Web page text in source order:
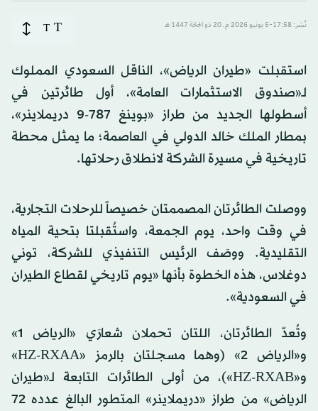
نُشر: 17:58-5 يونيو 2026 م ـ 20 ذو الحِجّة 1447 هـ T
T
استقبلت «طيران الرياض»، الناقل السعودي المملوك
لـ«صندوق الاستثمارات العامة»، أول طائرتين في
أسطولها الجديد من طراز «بوينغ 787-9 دريملاينر»،
بمطار الملك خالد الدولي في العاصمة؛ ما يمثل محطة
تاريخية في مسيرة الشركة لانطلاق رحلاتها.
ووصلت الطائرتان المصممتان خصيصاً للرحلات التجارية،
في وقت واحد، يوم الجمعة، واستُقبلتا بتحية المياه
التقليدية. ووصَف الرئيس التنفيذي للشركة، توني
دوغلاس، هذه الخطوة بأنها «يوم تاريخي لقطاع الطيران
في السعودية».
وتُعدّ الطائرتان، اللتان تحملان شعارَي «الرياض 1»
و«الرياض 2» (وهما مسجلتان بالرمز «HZ-RXAA»
و«HZ-RXAB»)، من أولى الطائرات التابعة لـ«طيران
الرياض» من طراز «دريملاينر» المتطور البالغ عدده 72